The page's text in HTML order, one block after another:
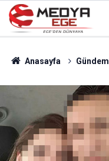
Anasayfa Gündem